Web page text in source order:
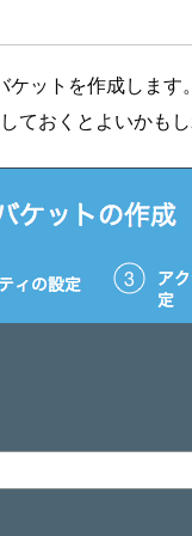
ットを作成しま
ておくとよいかも